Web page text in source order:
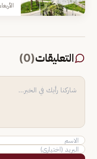
الأربعاء 8 يوليو
التعليقات(
0
)